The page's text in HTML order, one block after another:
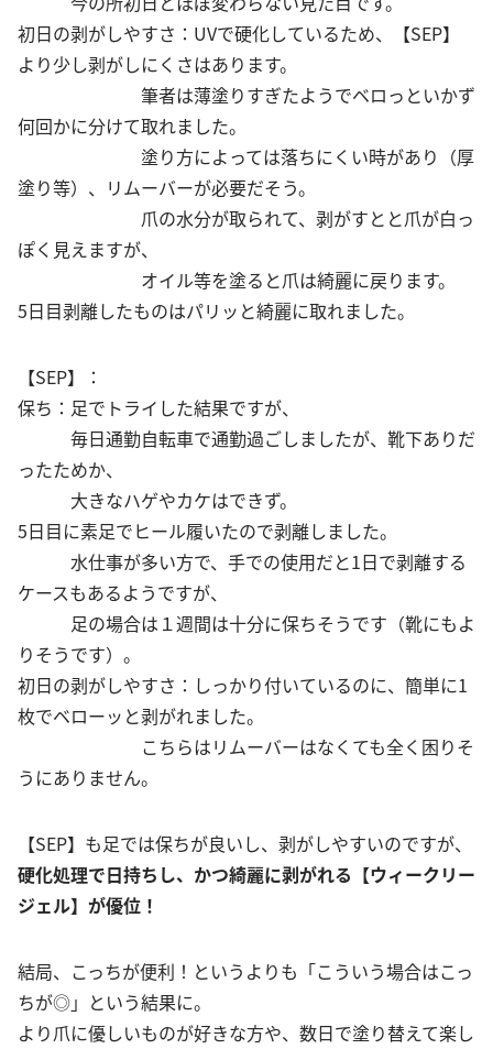
初日の剥がしやすさ：UVで硬化しているため、【SEP】
より少し剥がしにくさはあります。
筆者は薄塗りすぎたようでベロっといかず
何回かに分けて取れました。
塗り方によっては落ちにくい時があり（厚
塗り等）、リムーバーが必要だそう。
爪の水分が取られて、剥がすとと爪が白っ
ぽく見えますが、
オイル等を塗ると爪は綺麗に戻ります。
5日目剥離したものはパリッと綺麗に取れました。
【SEP】：
保ち：足でトライした結果ですが、
毎日通勤自転車で通勤過ごしましたが、靴下ありだ
ったためか、
大きなハゲやカケはできず。
5日目に素足でヒール履いたので剥離しました。
水仕事が多い方で、手での使用だと1日で剥離する
ケースもあるようですが、
足の場合は１週間は十分に保ちそうです（靴にもよ
りそうです）。
初日の剥がしやすさ：しっかり付いているのに、簡単に1
枚でベローッと剥がれました。
こちらはリムーバーはなくても全く困りそ
うにありません。
【SEP】も足では保ちが良いし、剥がしやすいのですが、
硬化処理で日持ちし、かつ綺麗に剥がれる【ウィークリー
ジェル】が優位！
結局、こっちが便利！というよりも「こういう場合はこっ
ちが◎」という結果に。
より爪に優しいものが好きな方や、数日で塗り替えて楽し